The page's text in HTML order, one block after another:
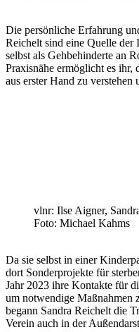
Die persön­li­che Erfah­rung
Reichelt sind eine Quelle der
selbst als Gehbe­hin­derte an
Praxis­nähe ermög­licht es
aus erster Hand zu
vlnr: Ilse Aigner,
Foto: Michael Kahms
Da sie selbst in einer
dort Sonder­pro­jekte für
Jahr 2023 ihre Kontakte für
um notwen­dige Maßnah­men
begann Sandra Reichelt die
Verein auch in der